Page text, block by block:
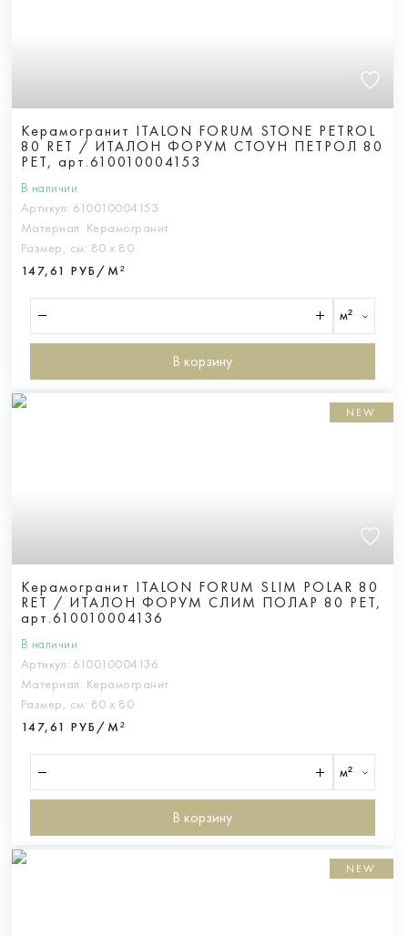
Керамогранит ITALON FORUM STONE PETROL
80 RET / ИТАЛОН ФОРУМ СТОУН ПЕТРОЛ 80
РЕТ, арт.610010004153
В наличии
Артикул: 610010004153
Материал: Керамогранит
Размер, см: 80 х 80
147,61 РУБ/М²
м²
В корзину
NEW
Керамогранит ITALON FORUM SLIM POLAR 80
RET / ИТАЛОН ФОРУМ СЛИМ ПОЛАР 80 РЕТ,
арт.610010004136
В наличии
Артикул: 610010004136
Материал: Керамогранит
Размер, см: 80 х 80
147,61 РУБ/М²
м²
В корзину
NEW